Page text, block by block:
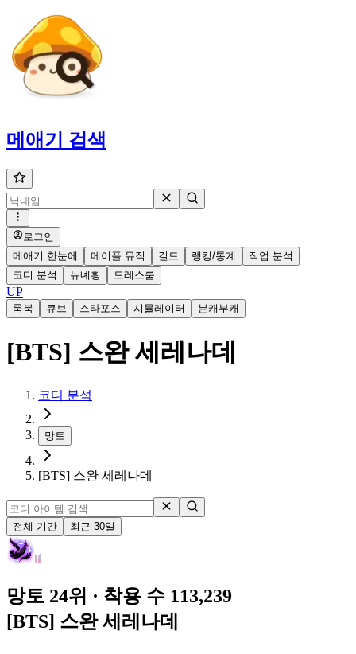
메애기 검색
로그인
메애기 한눈에
메이플 뮤직 길드 랭킹/통계
직업 분석
코디 분석
뉴녜힁 드레스룸
UP
룩북 큐브 스타포스 시뮬레이터 본캐부캐
[BTS] 스완 세레나데
코디 분석
망토
[BTS] 스완 세레나데
전체 기간 최근 30일
망토 24위 · 착용 수 113,239
[BTS] 스완 세레나데